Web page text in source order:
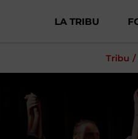
LA TRIBU
Tribu